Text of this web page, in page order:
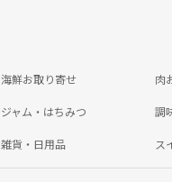
海鮮お取り寄せ 肉
ジャム・はちみつ 調
雑貨・日用品 ス